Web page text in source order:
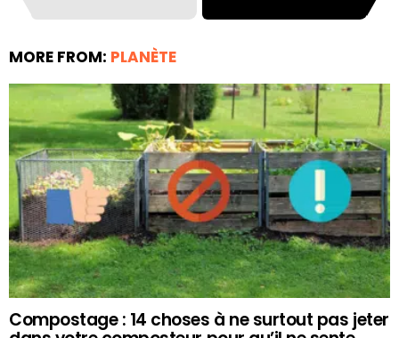
MORE FROM: PLANÈTE
Compostage : 14 choses à ne surtout pas jeter